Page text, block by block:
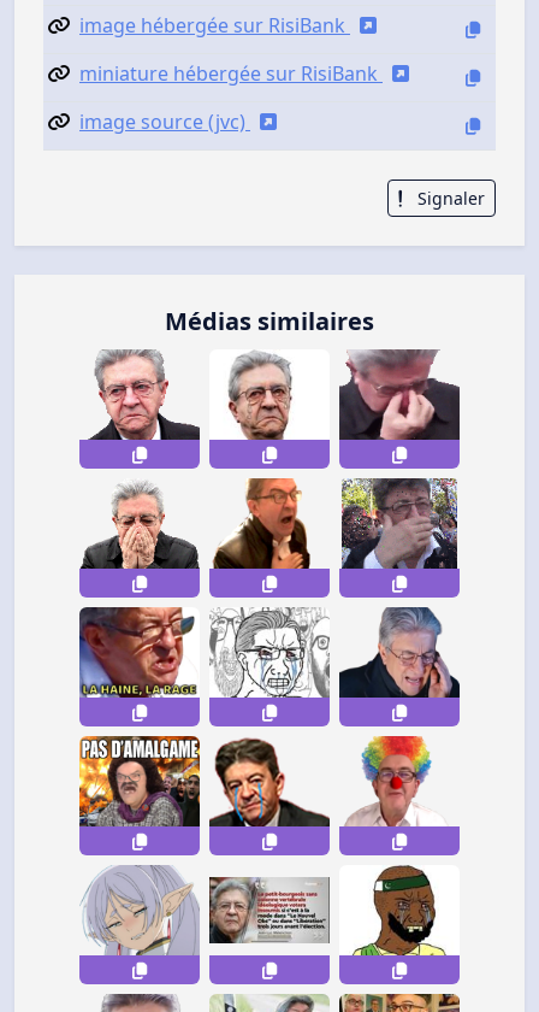
image hébergée sur RisiBank
miniature hébergée sur RisiBank
image source (jvc)
Signaler
Médias similaires